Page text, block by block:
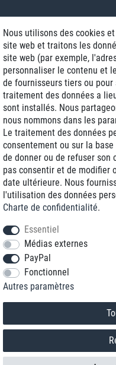
Frais
+33
* Vous pouvez nous joindre
Nous utilisons des cookies
site web et traitons les
site web (par exemple,
personnaliser le contenu et
de fournisseurs tiers ou
traitement des données a
sont installés. Nous
nous nommons dans les
Le traitement des données
consentement ou sur la
de donner ou de refuser son
pas consentir et de modifier
date ultérieure. Nous
l'utilisation des données
Charte de confidentialité.
Essentiel
Médias externes
PayPal
Fonctionnel
Autres paramètres